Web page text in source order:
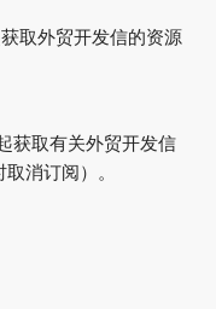
取外贸开发信的资源
获取有关外贸开发信
消订阅）。